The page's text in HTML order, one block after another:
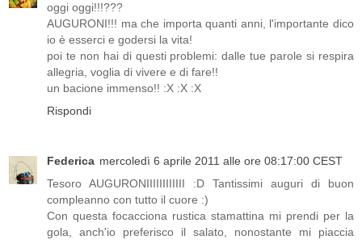
oggi oggi!!!???
AUGURONI!!! ma che importa quanti anni, l'importante dico
io è esserci e godersi la vita!
poi te non hai di questi problemi: dalle tue parole si respira
allegria, voglia di vivere e di fare!!
un bacione immenso!! :X :X :X
Rispondi
Federica mercoledì 6 aprile 2011 alle ore 08:17:00 CEST
Tesoro AUGURONIIIIIIIIIIII :D Tantissimi auguri di buon
compleanno con tutto il cuore :)
Con questa focacciona rustica stamattina mi prendi per la
gola, anch'io preferisco il salato, nonostante mi piaccia